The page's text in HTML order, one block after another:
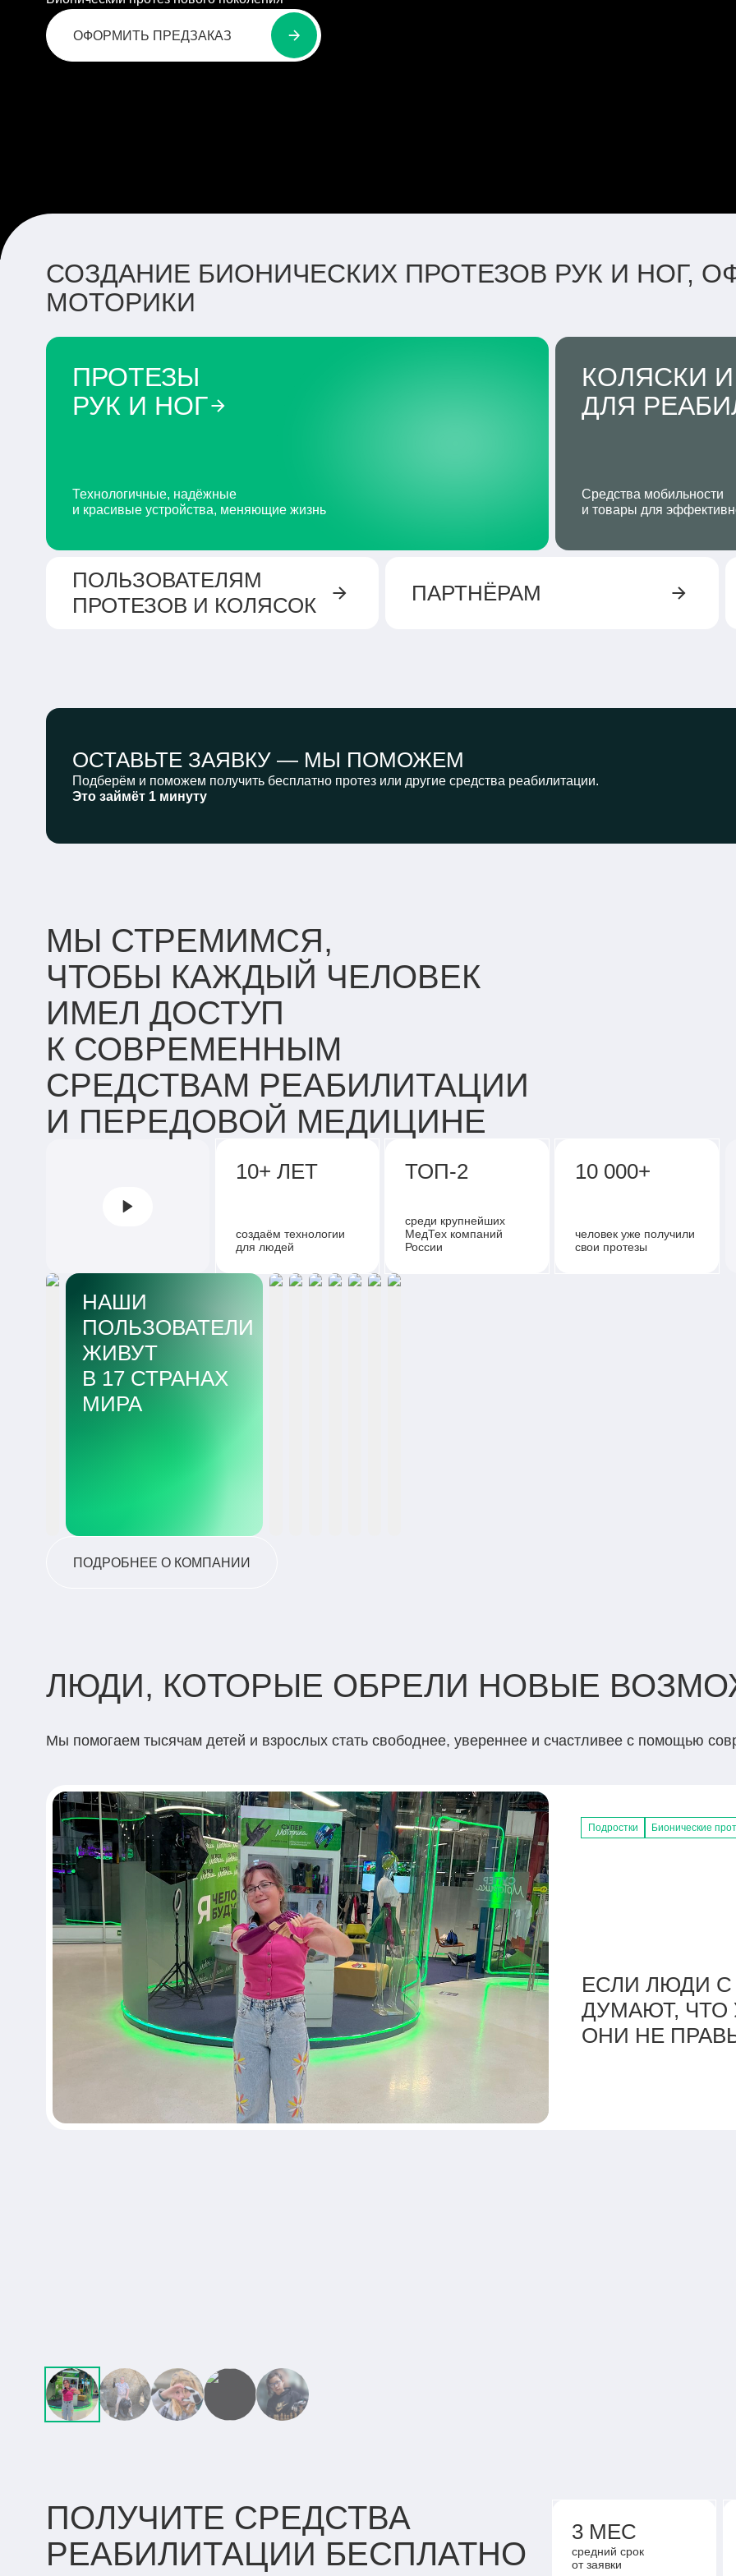
ОФОРМИТЬ ПРЕДЗАКАЗ
СОЗДАНИЕ БИОНИЧЕСКИХ ПРОТЕЗОВ РУК И НОГ,
МОТОРИКИ
ПРОТЕЗЫ
РУК И НОГ
Технологичные, надёжные
и красивые устройства, меняющие жизнь
КОЛЯСКИ
ДЛЯ
Средства мобильности
и товары для
ПОЛЬЗОВАТЕЛЯМ
ПРОТЕЗОВ И КОЛЯСОК
ПАРТНЁРАМ
ОСТАВЬТЕ ЗАЯВКУ — МЫ ПОМОЖЕМ
Подберём и поможем получить бесплатно протез или другие средства реабилитации.
Это займёт 1 минуту
МЫ СТРЕМИМСЯ,
ЧТОБЫ КАЖДЫЙ ЧЕЛОВЕК
ИМЕЛ ДОСТУП
К СОВРЕМЕННЫМ
СРЕДСТВАМ РЕАБИЛИТАЦИИ
И ПЕРЕДОВОЙ МЕДИЦИНЕ
10+ ЛЕТ
создаём технологии
для людей
ТОП-2
среди крупнейших
МедТех компаний
России
10 000+
человек уже получили
свои протезы
НАШИ
ПОЛЬЗОВАТЕЛИ
ЖИВУТ
В 17 СТРАНАХ
МИРА
ПОДРОБНЕЕ О КОМПАНИИ
ЛЮДИ, КОТОРЫЕ ОБРЕЛИ НОВЫЕ
Мы помогаем тысячам детей и взрослых стать свободнее, увереннее и счастливее с помощью
Подростки Бионические
ЕСЛИ ЛЮДИ
ДУМАЮТ, ЧТО
ОНИ НЕ
Взрослые Бионические
«КОНЕЧНО,
НО ВСЕ ЖЕ
ШАШЛЫКИ!»
Взрослые Бионические
«МОГУ
ЛЮДИ С
Взрослые Бионические
Подростки Тяговые протезы
ПОЛУЧИТЕ СРЕДСТВА
РЕАБИЛИТАЦИИ БЕСПЛАТНО
3 МЕС
средний срок
от заявки